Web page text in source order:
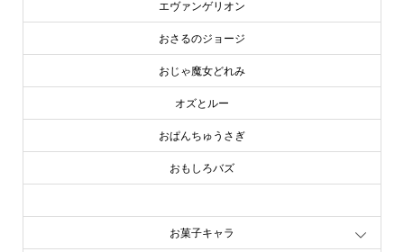
エヴァンゲリオン
おさるのジョージ
おじゃ魔女どれみ
オズとルー
おぱんちゅうさぎ
おもしろバズ
お菓子キャラ